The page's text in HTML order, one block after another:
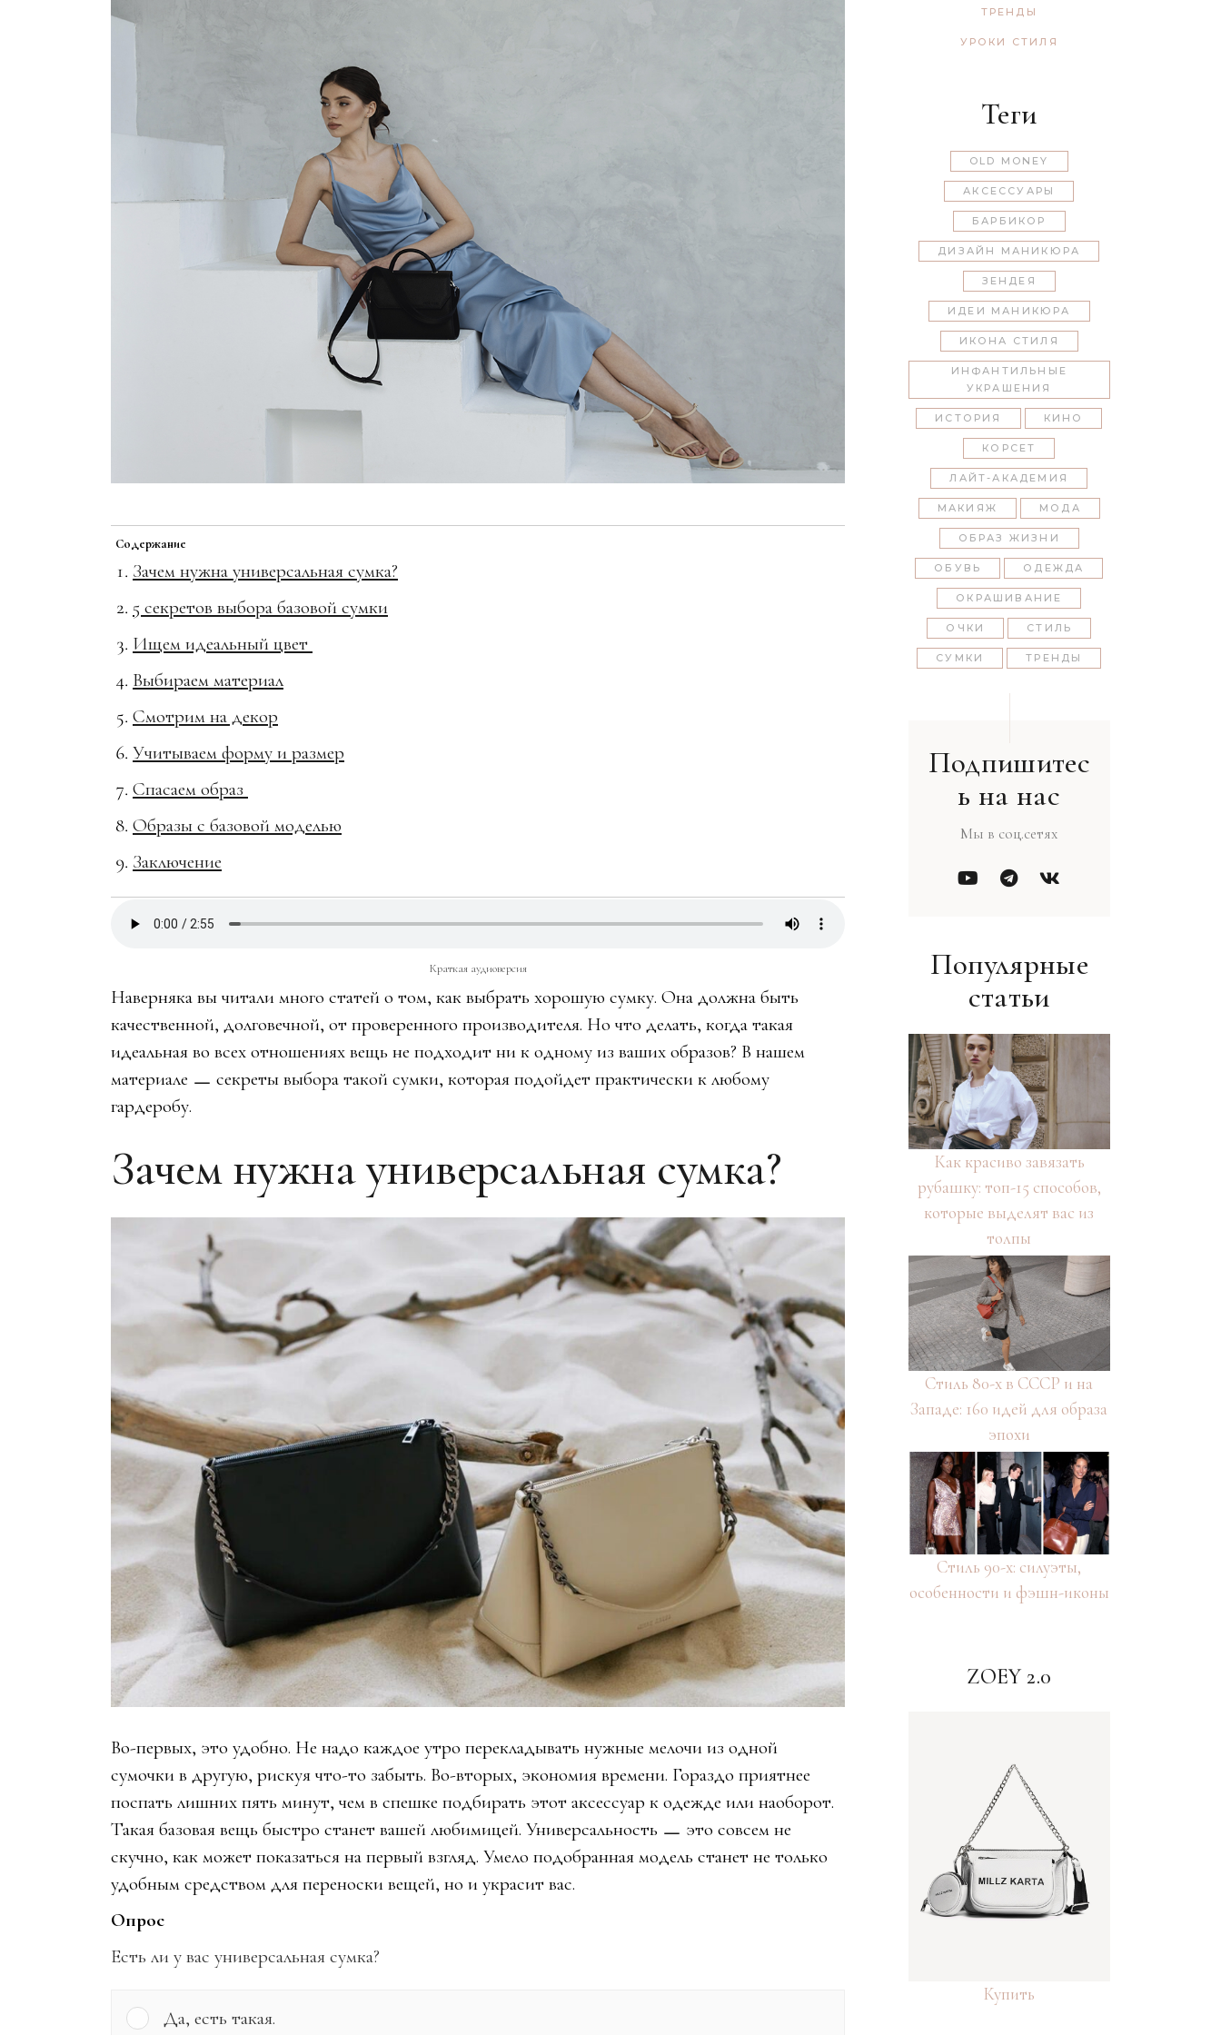
Содержание
Зачем нужна универсальная сумка?
5 секретов выбора базовой сумки
Ищем идеальный цвет
Выбираем материал
Смотрим на декор
Учитываем форму и размер
Спасаем образ
Образы с базовой моделью
Заключение
Краткая аудиоверсия
Наверняка вы читали много статей о том, как выбрать хорошую сумку. Она должна быть
качественной, долговечной, от проверенного производителя. Но что делать, когда такая
идеальная во всех отношениях вещь не подходит ни к одному из ваших образов? В нашем
материале ㅡ секреты выбора такой сумки, которая подойдет практически к любому
гардеробу.
Зачем нужна универсальная сумка?
Во-первых, это удобно. Не надо каждое утро перекладывать нужные мелочи из одной
сумочки в другую, рискуя что-то забыть. Во-вторых, экономия времени. Гораздо приятнее
поспать лишних пять минут, чем в спешке подбирать этот аксессуар к одежде или наоборот.
Такая базовая вещь быстро станет вашей любимицей. Универсальность ㅡ это совсем не
скучно, как может показаться на первый взгляд. Умело подобранная модель станет не только
удобным средством для переноски вещей, но и украсит вас.
Опрос
Есть ли у вас универсальная сумка?
Да, есть такая.
ТРЕНДЫ
УРОКИ СТИЛЯ
Теги
OLD MONEY
АКСЕССУАРЫ
БАРБИКОР
ДИЗАЙН МАНИКЮРА
ЗЕНДЕЯ
ИДЕИ МАНИКЮРА
ИКОНА СТИЛЯ
ИНФАНТИЛЬНЫЕ
УКРАШЕНИЯ
ИСТОРИЯ КИНО
КОРСЕТ
ЛАЙТ-АКАДЕМИЯ
МАКИЯЖ МОДА
ОБРАЗ ЖИЗНИ
ОБУВЬ ОДЕЖДА
ОКРАШИВАНИЕ
ОЧКИ СТИЛЬ
СУМКИ ТРЕНДЫ
Подпишитес
ь на нас
Мы в соц.сетях
Популярные
статьи
Как красиво завязать
рубашку: топ-15 способов,
которые выделят вас из
толпы
Стиль 80-х в СССР и на
Западе: 160 идей для образа
эпохи
Стиль 90-х: силуэты,
особенности и фэшн-иконы
ZOEY 2.0
Купить